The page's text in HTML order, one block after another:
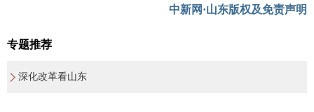
中新网·山东版权及免责声明
专题推荐
深化改革看山东